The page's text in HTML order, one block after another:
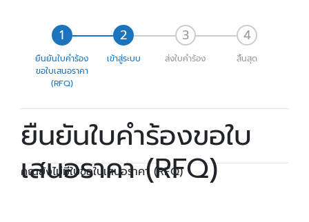
ยืนยันใบคำร้อง
ขอใบเสนอราคา
(RFQ)
เข้าสู่ระบบ ส่งใบคำร้อง สิ้นสุด
ยืนยันใบคำร้องขอใบ
เสนอราคา (RFQ)
คุณยังไม่มีใบขอใบเสนอราคา (RFQ)